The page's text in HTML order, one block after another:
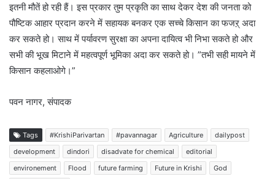
इतनी मौतें हो रही हैं। इस प्रकार तुम प्रकृति का साथ देकर देश की जनता को
पौष्टिक आहार प्रदान करने में सहायक बनकर एक सच्चे किसान का फजऱ् अदा
कर सकते हो। साथ में पर्यावरण सुरक्षा का अपना दायित्व भी निभा सकते हो और
सभी की भूख मिटाने में महत्वपूर्ण भूमिका अदा कर सकते हो। ”तभी सही मायने में
किसान कहलाओगे।”
पवन नागर, संपादक
Tags #KrishiParivartan #pavannagar Agriculture
dailypost
development
dindori disadvate for chemical
editorial
environement
Flood future farming Future in Krishi
God